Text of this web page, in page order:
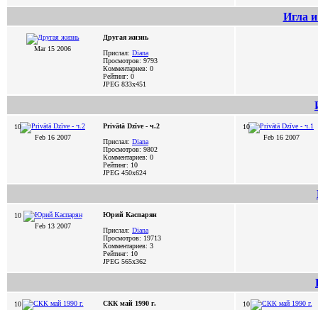
Игла
Mar 15 2006
Другая жизнь
Прислал: Diana
Просмотров: 9793
Комментариев: 0
Рейтинг: 0
JPEG 833x451
10
Feb 16 2007
Privātā Dzīve - ч.2
Прислал: Diana
Просмотров: 9802
Комментариев: 0
Рейтинг: 10
JPEG 450x624
10
Feb 16 2007
10
Feb 13 2007
Юрий Каспарян
Прислал: Diana
Просмотров: 19713
Комментариев: 3
Рейтинг: 10
JPEG 565x362
10
СКК май 1990 г.
10